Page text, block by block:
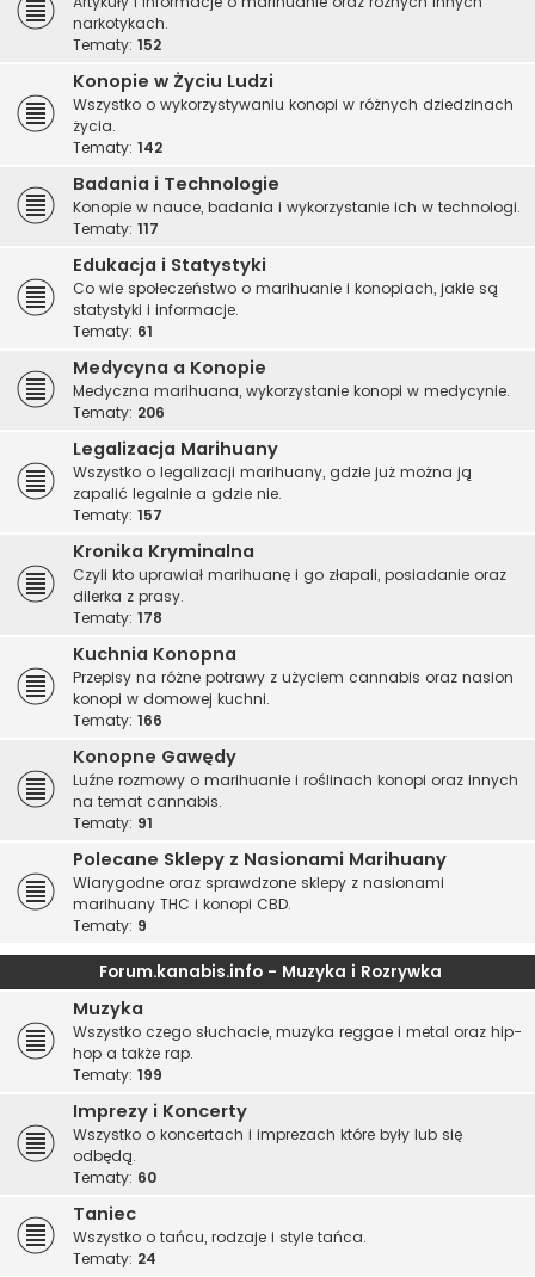
narkotykach.
Tematy: 152
Konopie w Życiu Ludzi
Wszystko o wykorzystywaniu konopi w różnych dziedzinach
życia.
Tematy: 142
Badania i Technologie
Konopie w nauce, badania i wykorzystanie ich w technologi.
Tematy: 117
Edukacja i Statystyki
Co wie społeczeństwo o marihuanie i konopiach, jakie są
statystyki i informacje.
Tematy: 61
Medycyna a Konopie
Medyczna marihuana, wykorzystanie konopi w medycynie.
Tematy: 206
Legalizacja Marihuany
Wszystko o legalizacji marihuany, gdzie już można ją
zapalić legalnie a gdzie nie.
Tematy: 157
Kronika Kryminalna
Czyli kto uprawiał marihuanę i go złapali, posiadanie oraz
dilerka z prasy.
Tematy: 178
Kuchnia Konopna
Przepisy na różne potrawy z użyciem cannabis oraz nasion
konopi w domowej kuchni.
Tematy: 166
Konopne Gawędy
Luźne rozmowy o marihuanie i roślinach konopi oraz innych
na temat cannabis.
Tematy: 91
Polecane Sklepy z Nasionami Marihuany
Wiarygodne oraz sprawdzone sklepy z nasionami
marihuany THC i konopi CBD.
Tematy: 9
Forum.kanabis.info - Muzyka i Rozrywka
Muzyka
Wszystko czego słuchacie, muzyka reggae i metal oraz hip-
hop a także rap.
Tematy: 199
Imprezy i Koncerty
Wszystko o koncertach i imprezach które były lub się
odbędą.
Tematy: 60
Taniec
Wszystko o tańcu, rodzaje i style tańca.
Tematy: 24